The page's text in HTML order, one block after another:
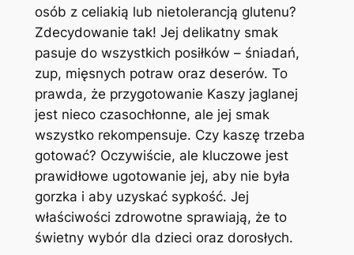
osób z celiakią lub nietolerancją glutenu?
Zdecydowanie tak! Jej delikatny smak
pasuje do wszystkich posiłków – śniadań,
zup, mięsnych potraw oraz deserów. To
prawda, że przygotowanie Kaszy jaglanej
jest nieco czasochłonne, ale jej smak
wszystko rekompensuje. Czy kaszę trzeba
gotować? Oczywiście, ale kluczowe jest
prawidłowe ugotowanie jej, aby nie była
gorzka i aby uzyskać sypkość. Jej
właściwości zdrowotne sprawiają, że to
świetny wybór dla dzieci oraz dorosłych.